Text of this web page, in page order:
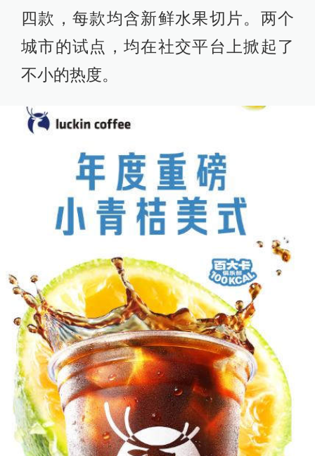
四款，每款均含新鲜水果切片。两个
城市的试点，均在社交平台上掀起了
不小的热度。